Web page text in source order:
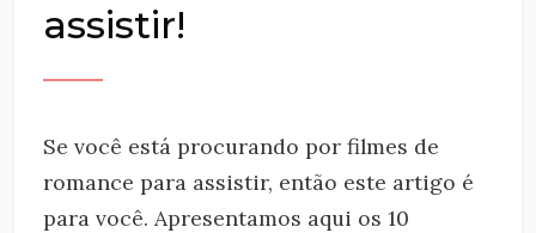
assistir!
Se você está procurando por filmes de
romance para assistir, então este artigo é
para você. Apresentamos aqui os 10